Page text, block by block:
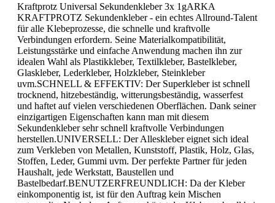
Kraftprotz Universal Sekundenkleber 3x 1gARKA
KRAFTPROTZ Sekundenkleber - ein echtes Allround-Talent
für alle Klebeprozesse, die schnelle und kraftvolle
Verbindungen erfordern. Seine Materialkompatibilität,
Leistungsstärke und einfache Anwendung machen ihn zur
idealen Wahl als Plastikkleber, Textilkleber, Bastelkleber,
Glaskleber, Lederkleber, Holzkleber, Steinkleber
uvm.SCHNELL & EFFEKTIV: Der Superkleber ist schnell
trocknend, hitzebeständig, witterungsbeständig, wasserfest
und haftet auf vielen verschiedenen Oberflächen. Dank seiner
einzigartigen Eigenschaften kann man mit diesem
Sekundenkleber sehr schnell kraftvolle Verbindungen
herstellen.UNIVERSELL: Der Alleskleber eignet sich ideal
zum Verkleben von Metallen, Kunststoff, Plastik, Holz, Glas,
Stoffen, Leder, Gummi uvm. Der perfekte Partner für jeden
Haushalt, jede Werkstatt, Baustellen und
Bastelbedarf.BENUTZERFREUNDLICH: Da der Kleber
einkomponentig ist, ist für den Auftrag kein Mischen